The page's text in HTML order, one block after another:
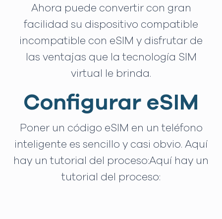
Ahora puede convertir con gran
facilidad su dispositivo compatible
incompatible con eSIM y disfrutar de
las ventajas que la tecnología SIM
virtual le brinda.
Configurar eSIM
Poner un código eSIM en un teléfono
inteligente es sencillo y casi obvio. Aquí
hay un tutorial del proceso:Aquí hay un
tutorial del proceso: